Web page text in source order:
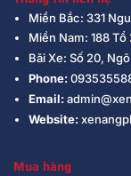
Miền Bắc: 331
Miền Nam: 188
Bãi Xe: Số 20,
Phone:
Email:
Website:
Mua hàng